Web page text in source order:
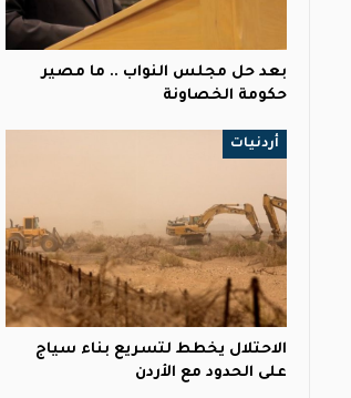
بعد حل مجلس النواب .. ما مصير
حكومة الخصاونة
أردنيات
الاحتلال يخطط لتسريع بناء سياج
على الحدود مع الأردن